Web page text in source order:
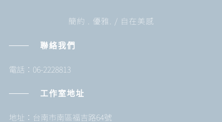
簡約 . 優雅. / 自在美感
聯絡我們
電話：06-2228813
工作室地址
地址：台南市南區福吉路64號